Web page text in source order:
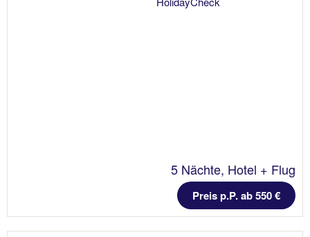
5 Nächte, Hotel + Flug
Preis p.P. ab 550 €